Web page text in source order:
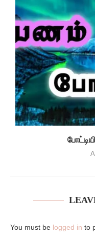
You must be logged in to